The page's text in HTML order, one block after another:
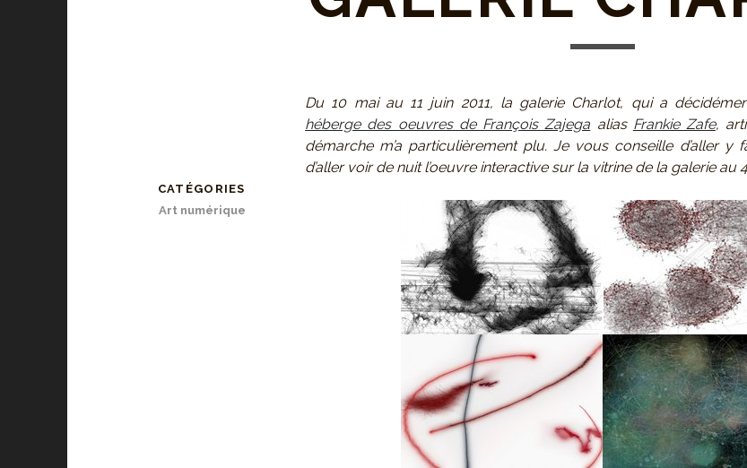
Du 10 mai au 11 juin 2011, la galerie Charlot, qui a
héberge des oeuvres de François Zajega alias Frankie Zafe,
démarche m’a particulièrement plu. Je vous conseille d’aller y
d’aller voir de nuit l’oeuvre interactive sur la vitrine de la galerie au
CATÉGORIES
Art numérique